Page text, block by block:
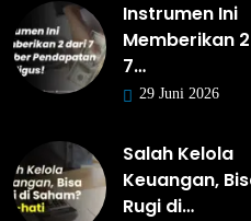
Instrumen Ini
Memberikan
7…
29 Juni 2026
Salah Kelola
Keuangan,
Rugi di…